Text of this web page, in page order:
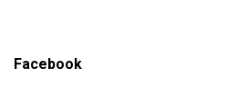
Facebook